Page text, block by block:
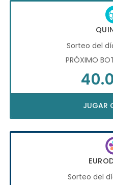
Sorteo del
PRÓXIMO
JUGAR
Sorteo del